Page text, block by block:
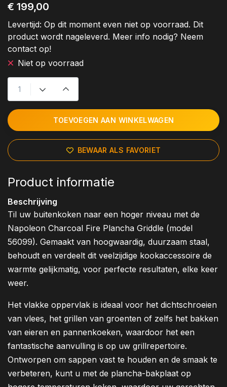
€ 199,00
Levertijd: Op dit moment even niet op voorraad. Dit
product wordt nageleverd. Meer info nodig? Neem
contact op!
Niet op voorraad
TOEVOEGEN AAN WINKELWAGEN
BEWAAR ALS FAVORIET
Product informatie
Beschrijving
Til uw buitenkoken naar een hoger niveau met de
Napoleon Charcoal Fire Plancha Griddle (model
56099). Gemaakt van hoogwaardig, duurzaam staal,
behoudt en verdeelt dit veelzijdige kookaccessoire de
warmte gelijkmatig, voor perfecte resultaten, elke keer
weer.
Het vlakke oppervlak is ideaal voor het dichtschroeien
van vlees, het grillen van groenten of zelfs het bakken
van eieren en pannenkoeken, waardoor het een
fantastische aanvulling is op uw grillrepertoire.
Ontworpen om sappen vast te houden en de smaak te
verbeteren, kunt u met de plancha-bakplaat op